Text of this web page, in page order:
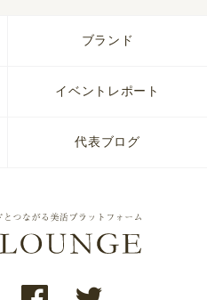
ブランド
イベントレポート
代表ブログ